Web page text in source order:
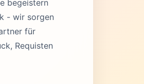
begeistern
- wir sorgen
für
Requisten